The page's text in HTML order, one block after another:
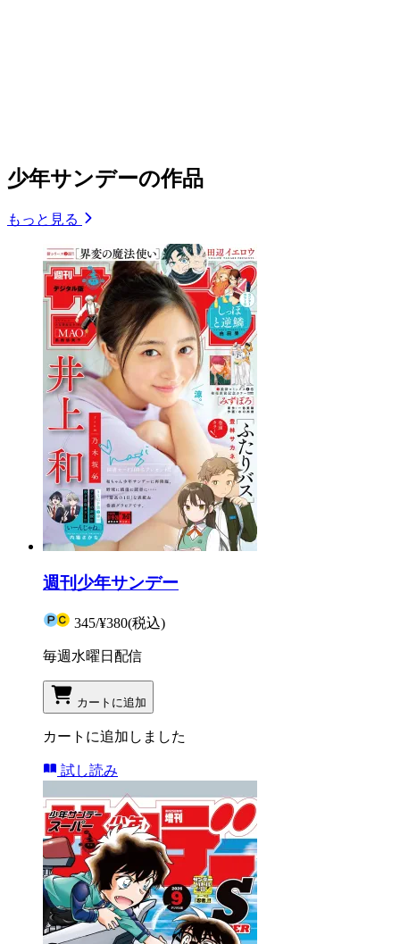
少年サンデーの作品
もっと見る
週刊少年サンデー
345/¥380(税込)
毎週水曜日配信
カートに追加
カートに追加しました
試し読み